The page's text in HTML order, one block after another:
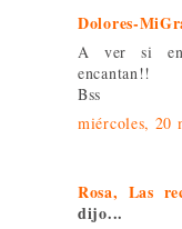
Dolores-
A ver si
encantan!!
Bss
miércoles, 20
Rosa, Las
dijo...